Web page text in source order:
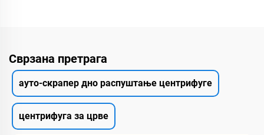
Сврзана претрага
ауто-скрапер дно распуштање центрифуге
центрифуга за црве